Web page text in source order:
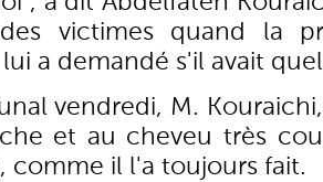
victimes quand la
a demandé s'il avait
vendredi, M.
et au cheveu très
comme il l'a toujours fait.